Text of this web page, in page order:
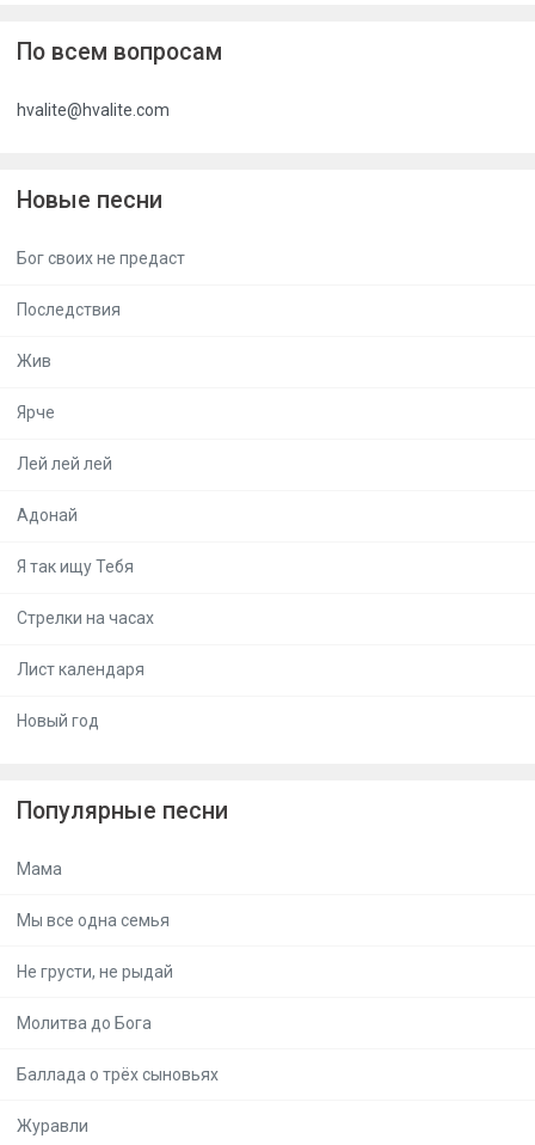
По всем вопросам
hvalite@hvalite.com
Новые песни
Бог своих не предаст
Последствия
Жив
Ярче
Лей лей лей
Адонай
Я так ищу Тебя
Стрелки на часах
Лист календаря
Новый год
Популярные песни
Мама
Мы все одна семья
Не грусти, не рыдай
Молитва до Бога
Баллада о трёх сыновьях
Журавли